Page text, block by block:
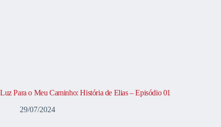
Luz Para o Meu Caminho: História de Elias – Episódio 01
29/07/2024